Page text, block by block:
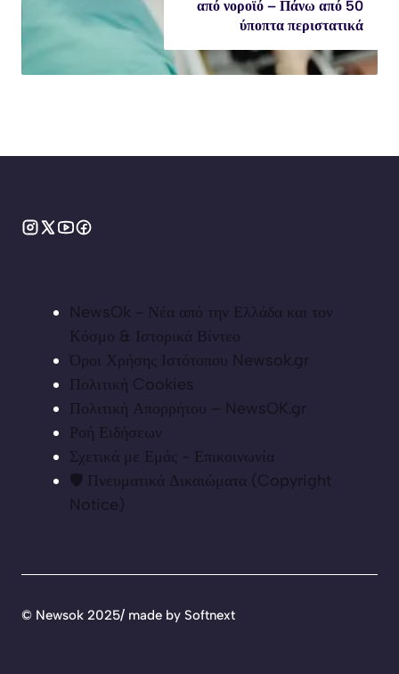
από νοροϊό – Πάνω από 50
ύποπτα περιστατικά
NewsOk - Νέα από την Ελλάδα και τον
Κόσμο & Ιστορικά Βίντεο
Όροι Χρήσης Ιστότοπου Newsok.gr
Πολιτική Cookies
Πολιτική Απορρήτου – NewsOK.gr
Ροή Ειδήσεων
Σχετικά με Εμάς - Επικοινωνία
🛡️ Πνευματικά Δικαιώματα (Copyright
Notice)
© Newsok 2025/ made by Softnext